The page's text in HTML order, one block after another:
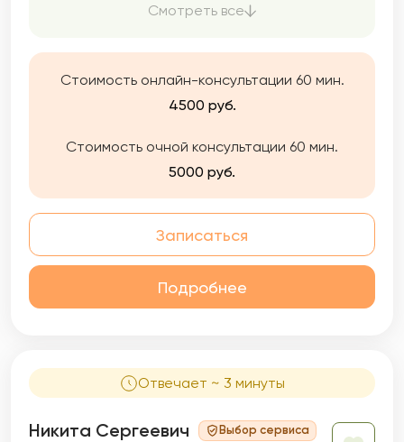
помощью методов и техник быстрых
Смотреть все
Стоимость онлайн-консультации 60 мин.
4500 руб.
Стоимость очной консультации 60 мин.
5000 руб.
Записаться
Подробнее
Отвечает ~ 3 минуты
Никита Сергеевич Выбор сервиса